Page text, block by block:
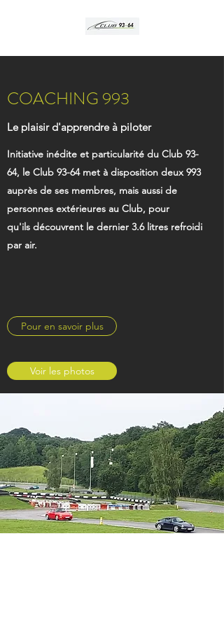
COACHING 993
Le plaisir d'apprendre à piloter
Initiative inédite et particularité du Club 93-
64, le Club 93-64 met à disposition deux 993
auprès de ses membres, mais aussi de
personnes extérieures au Club, pour
qu'ils découvrent le dernier 3.6 litres refroidi
par air.
Pour en savoir plus
Voir les photos